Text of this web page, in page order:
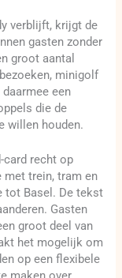
verblijft, krijgt de
gasten zonder
groot aantal
minigolf
een
die de
willen houden.
card recht op
met trein, tram en
tot Basel. De tekst
Gasten
groot deel van
het mogelijk om
op een flexibele